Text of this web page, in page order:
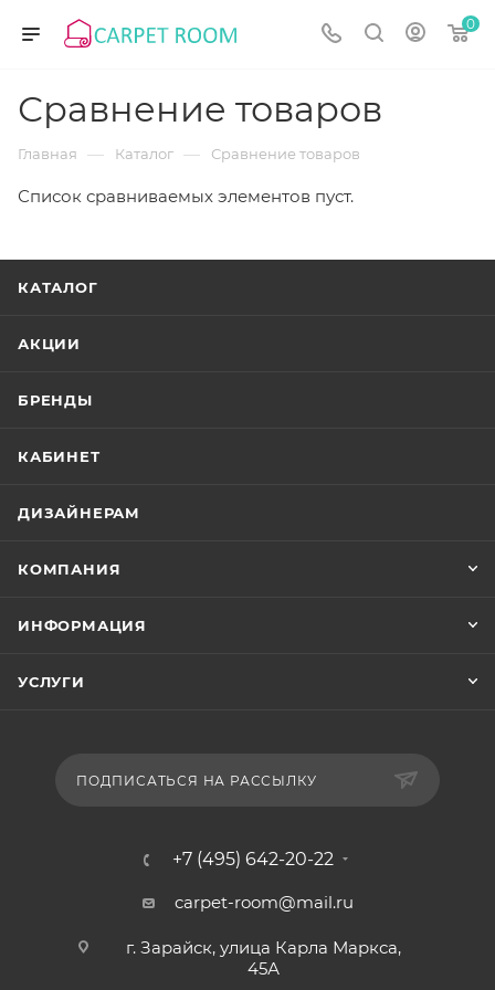
0
Сравнение товаров
Главная — Каталог — Сравнение товаров
Список сравниваемых элементов пуст.
КАТАЛОГ
АКЦИИ
БРЕНДЫ
КАБИНЕТ
ДИЗАЙНЕРАМ
КОМПАНИЯ
ИНФОРМАЦИЯ
УСЛУГИ
ПОДПИСАТЬСЯ НА РАССЫЛКУ
+7 (495) 642-20-22
carpet-room@mail.ru
г. Зарайск, улица Карла Маркса,
45А